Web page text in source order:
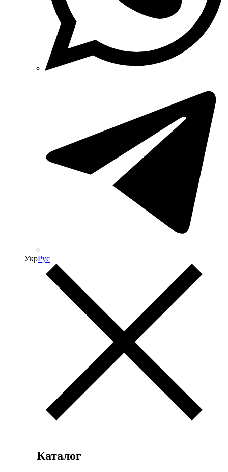
УкрРус
Каталог